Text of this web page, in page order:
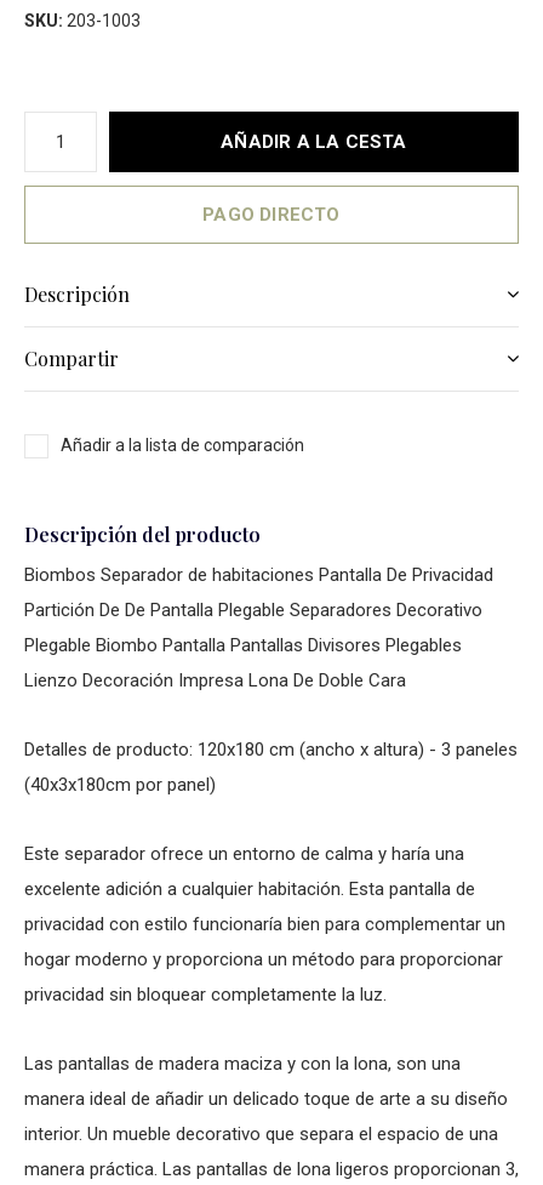
SKU: 203-1003
AÑADIR A LA CESTA
PAGO DIRECTO
Descripción
Compartir
Añadir a la lista de comparación
Descripción del producto
Biombos Separador de habitaciones Pantalla De Privacidad
Partición De De Pantalla Plegable Separadores Decorativo
Plegable Biombo Pantalla Pantallas Divisores Plegables
Lienzo Decoración Impresa Lona De Doble Cara
Detalles de producto: 120x180 cm (ancho x altura) - 3 paneles
(40x3x180cm por panel)
Este separador ofrece un entorno de calma y haría una
excelente adición a cualquier habitación. Esta pantalla de
privacidad con estilo funcionaría bien para complementar un
hogar moderno y proporciona un método para proporcionar
privacidad sin bloquear completamente la luz.
Las pantallas de madera maciza y con la lona, son una
manera ideal de añadir un delicado toque de arte a su diseño
interior. Un mueble decorativo que separa el espacio de una
manera práctica. Las pantallas de lona ligeros proporcionan 3,